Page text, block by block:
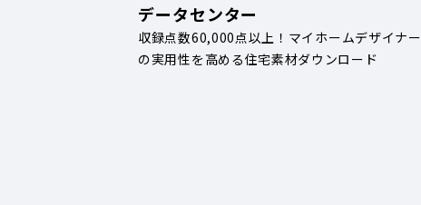
データセンター
収録点数60,000点以上！マイホームデザイナー
の実用性を高める住宅素材ダウンロード